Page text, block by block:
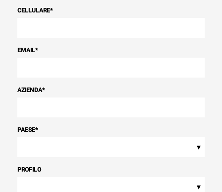
CELLULARE*
EMAIL*
AZIENDA*
PAESE*
▾
PROFILO
▾